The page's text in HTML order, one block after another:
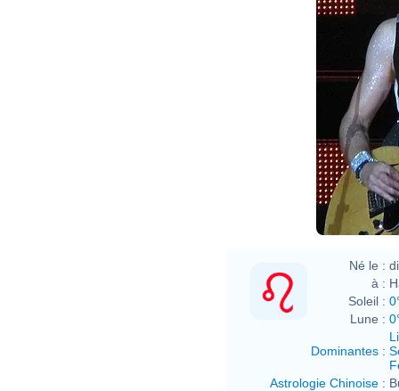
Né le :
à :
Soleil :
Lune :
Dominantes :
Astrologie Chinoise :